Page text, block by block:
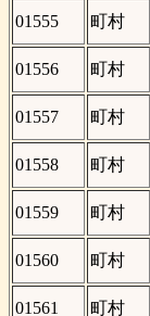
01555
町村
01556
町村
01557
町村
01558
町村
01559
町村
01560
町村
01561
町村